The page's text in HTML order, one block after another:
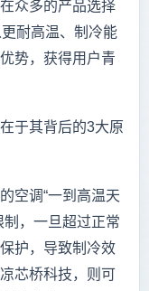
众多的产品选择
耐高温、制冷能
势，获得用户青
于其背后的3大原
空调“一到高温天
制，一旦超过正常
护，导致制冷效
芯桥科技，则可